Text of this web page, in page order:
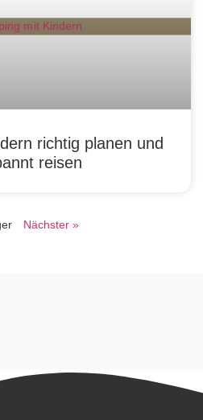
richtig planen und
reisen
Nächster »